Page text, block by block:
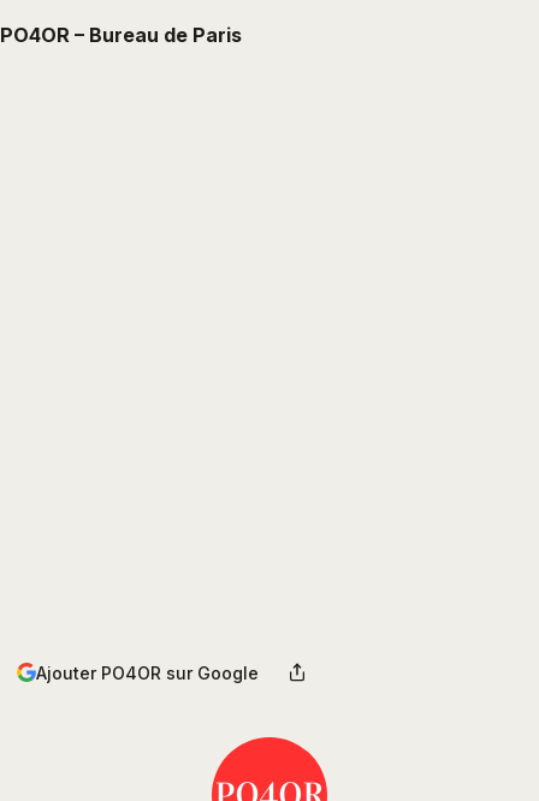
PO4OR – Bureau de Paris
Ajouter PO4OR sur Google